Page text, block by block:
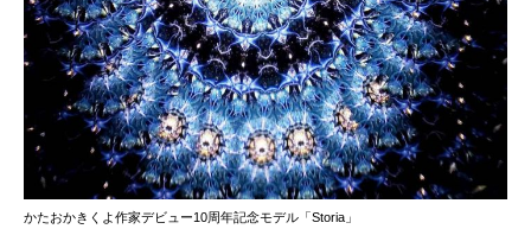
かたおかきくよ作家デビュー10周年記念モデル「Storia」